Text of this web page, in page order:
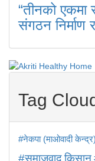
“तीनको एकमा
संगठन निर्माण
Tag
#नेकपा (माओवादी केन्द्र)
#समाजवादकिसान